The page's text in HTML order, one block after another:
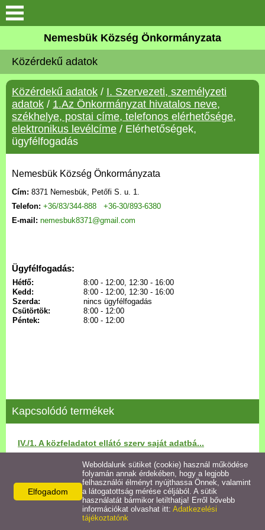
Keresés
Önkormányzat
Közös Önkormányzati
Hivatal
Zalaköveskút
Művelődési ház
Elérhetőség
MAGYAR FALU PROGRAM
Program
Pályázatok
Közérdekű információk
Anyakönyvi ügyek
Rendeletek,
Dokumentumok
Álláspályázat
Nemesbük Község Önkormányzata
Közérdekű adatok
Közérdekű adatok / I. Szervezeti, személyzeti
adatok / 1.Az Önkormányzat hivatalos neve,
székhelye, postai címe, telefonos elérhetősége,
elektronikus levélcíme / Elérhetőségek,
ügyfélfogadás
Nemesbük Község Önkormányzata
Cím: 8371 Nemesbük, Petőfi S. u. 1.
Telefon: +36/83/344-888
+36-30/893-6380
E-mail: nemesbuk8371@gmail.com
Ügyfélfogadás:
Hétfő:
8:00 - 12:00, 12:30 - 16:00
Kedd:
8:00 - 12:00, 12:30 - 16:00
Szerda:
nincs ügyfélfogadás
Csütörtök:
8:00 - 12:00
Péntek:
8:00 - 12:00
Kapcsolódó termékek
IV./1. A közfeladatot ellátó szerv saját adatbá...
Részletek
Elfogadom
Weboldalunk sütiket (cookie) használ működése
folyamán annak érdekében, hogy a legjobb
felhasználói élményt nyújthassa Önnek, valamint
a látogatottság mérése céljából. A sütik
használatát bármikor letilthatja! Erről bővebb
információkat olvashat itt: Adatkezelési
tájékoztatónk